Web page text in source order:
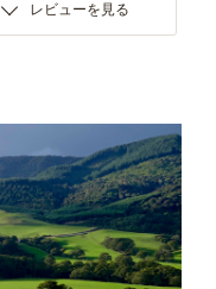
レビューを見る